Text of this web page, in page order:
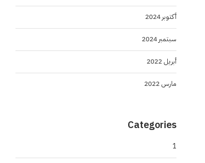
أكتوبر 2024
سبتمبر 2024
أبريل 2022
مارس 2022
Categories
1